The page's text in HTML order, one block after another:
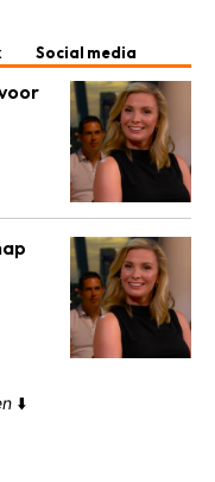
Social media
⬇️